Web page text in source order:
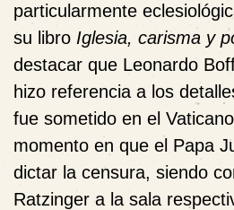
particularmente
su libro Iglesia, carisma y
destacar que Leonardo
hizo referencia a los
fue sometido en el
momento en que el Papa
dictar la censura, siendo
Ratzinger a la sala